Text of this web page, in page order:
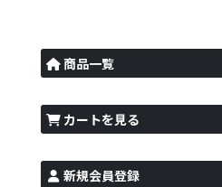
商品一覧
カートを見る
新規会員登録